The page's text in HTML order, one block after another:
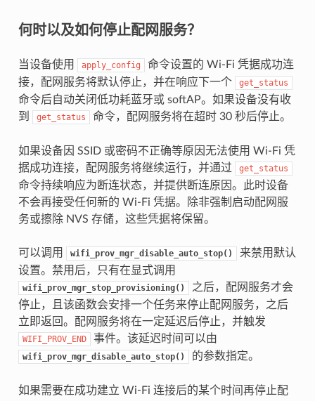
何时以及如何停止配网服务？
当设备使用 apply_config
命令设置的 Wi-Fi 凭据成功连
接，配网服务将默认停止，并在响应下一个
get_status
命令后自动关闭低功耗蓝牙或 softAP。如果设备没有收
到
get_status 命令，配网服务将在超时 30 秒后停止。
如果设备因 SSID 或密码不正确等原因无法使用 Wi-Fi 凭
据成功连接，配网服务将继续运行，并通过
get_status
命令持续响应为断连状态，并提供断连原因。此时设备
不会再接受任何新的 Wi-Fi 凭据。除非强制启动配网服
务或擦除 NVS 存储，这些凭据将保留。
可以调用 wifi_prov_mgr_disable_auto_stop()
来禁用默认
设置。禁用后，只有在显式调用
wifi_prov_mgr_stop_provisioning()
之后，配网服务才会
停止，且该函数会安排一个任务来停止配网服务，之后
立即返回。配网服务将在一定延迟后停止，并触发
WIFI_PROV_END 事件。该延迟时间可以由
wifi_prov_mgr_disable_auto_stop() 的参数指定。
如果需要在成功建立 Wi-Fi 连接后的某个时间再停止配